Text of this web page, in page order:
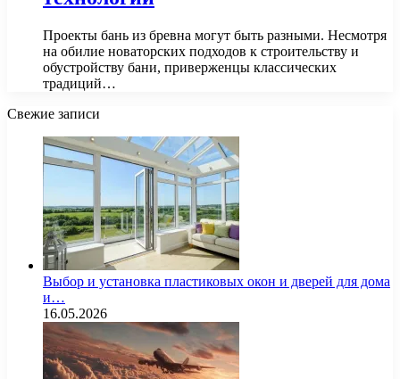
Проекты бань из бревна могут быть разными. Несмотря
на обилие новаторских подходов к строительству и
обустройству бани, приверженцы классических
традиций…
Свежие записи
Выбор и установка пластиковых окон и дверей для дома
и…
16.05.2026